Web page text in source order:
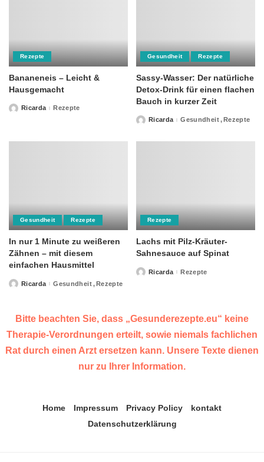
Rezepte
Bananeneis – Leicht &
Hausgemacht
PostedRicarda Rezepte
Gesundheit Rezepte
Sassy-Wasser: Der natürliche
Detox-Drink für einen flachen
Bauch in kurzer Zeit
PostedRicarda Gesundheit Rezepte
Gesundheit Rezepte
In nur 1 Minute zu weißeren
Zähnen – mit diesem
einfachen Hausmittel
PostedRicarda Gesundheit Rezepte
Rezepte
Lachs mit Pilz-Kräuter-
Sahnesauce auf Spinat
PostedRicarda Rezepte
Bitte beachten Sie, dass „Gesunderezepte.eu“ keine
Therapie-Verordnungen erteilt, sowie niemals fachlichen
Rat durch einen Arzt ersetzen kann. Unsere Texte dienen
nur zu Ihrer Information.
Home Impressum Privacy Policy
kontakt
Datenschutzerklärung